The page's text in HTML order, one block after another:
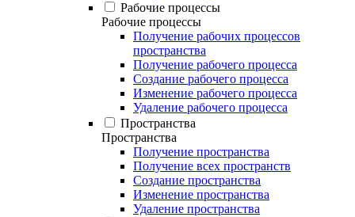
Рабочие процессы
Рабочие процессы
Получение рабочих процессов
пространства
Получение рабочего процесса
Создание рабочего процесса
Изменение рабочего процесса
Удаление рабочего процесса
Пространства
Пространства
Получение пространства
Получение всех пространств
Создание пространства
Изменение пространства
Удаление пространства